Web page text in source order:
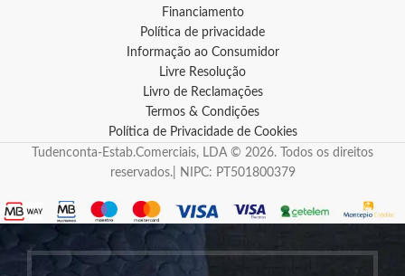
Financiamento
Política de privacidade
Informação ao Consumidor
Livre Resolução
Livro de Reclamações
Termos & Condições
Política de Privacidade de Cookies
Tudenconta-Estab.Comerciais, LDA © 2026. Todos os direitos
reservados.| NIPC: PT501800379